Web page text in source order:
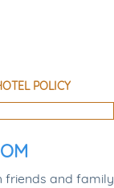
POLICY
friends and family